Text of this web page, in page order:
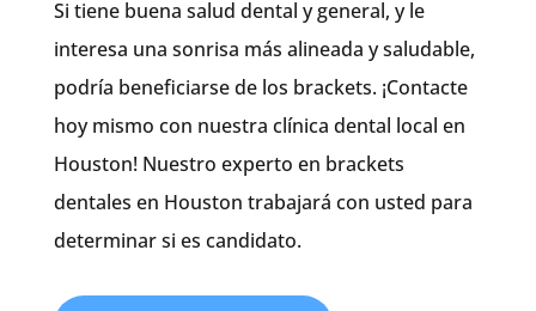
Si tiene buena salud dental y general, y le
interesa una sonrisa más alineada y saludable,
podría beneficiarse de los brackets. ¡Contacte
hoy mismo con nuestra clínica dental local en
Houston! Nuestro experto en brackets
dentales en Houston trabajará con usted para
determinar si es candidato.